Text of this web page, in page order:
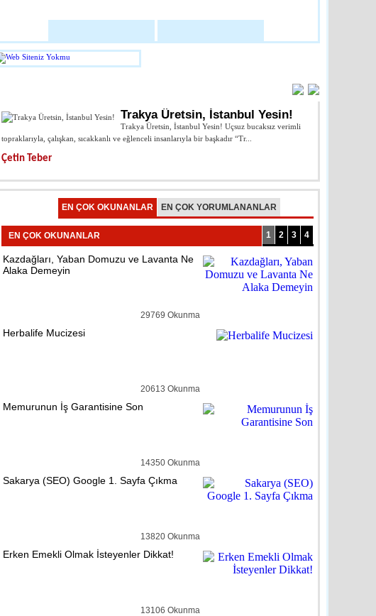
Huawei Katlanabilir Mate X Akıllı Telefon
Bebek Bakım ve Emzirme Odası Açıldı
10:15 - Kırklareli
Öğrencilerden İçme Suyu Arıtma Tesisine
23:44 - Kırklareli detay ›
Okul ve Camilerde Dezenfeksiyon
09:35 - Kırklareli
Hem öğrenci hem velilere karne uyarısı
Trakya Üretsin, İstanbul Yesin!
Trakya Üretsin, İstanbul Yesin! Uçsuz bucaksız verimli
topraklarıyla, çalışkan, sıcakkanlı ve eğlenceli insanlarıyla bir başkadır “Tr...
Çetin Teber
EN ÇOK OKUNANLAR EN ÇOK YORUMLANANLAR
EN ÇOK OKUNANLAR 1 2 3 4
Kazdağları, Yaban Domuzu ve Lavanta Ne
Alaka Demeyin
29769 Okunma
Herbalife Mucizesi
20613 Okunma
Memurunun İş Garantisine Son
14350 Okunma
Sakarya (SEO) Google 1. Sayfa Çıkma
13820 Okunma
Erken Emekli Olmak İsteyenler Dikkat!
13106 Okunma